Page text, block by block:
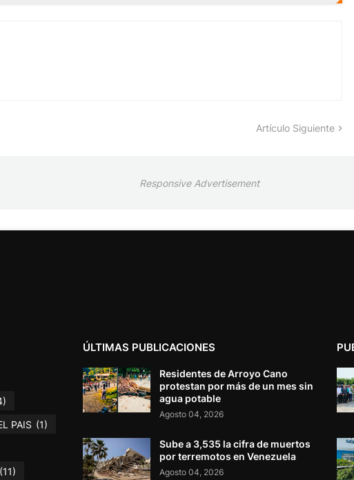
Artículo Siguiente
Responsive Advertisement
PAIS (1)
(11)
ÚLTIMAS PUBLICACIONES
Residentes de Arroyo Cano
protestan por más de un mes sin
agua potable
Agosto 04, 2026
Sube a 3,535 la cifra de muertos
por terremotos en Venezuela
Agosto 04, 2026